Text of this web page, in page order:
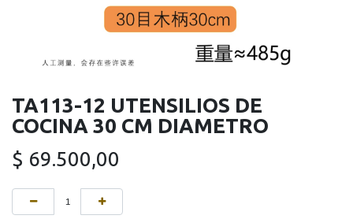
TA113-12 UTENSILIOS DE
COCINA 30 CM DIAMETRO
$ 69.500,00